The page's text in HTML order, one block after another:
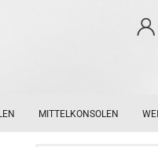
MITTELKONSOLEN